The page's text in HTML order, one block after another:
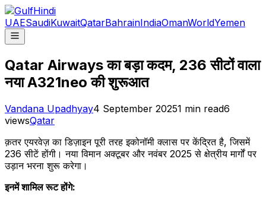
UAESaudiKuwaitQatarBahrainIndiaOmanWorldYemen
Qatar Airways का बड़ा कदम, 236 सीटों वाला
नया A321neo की शुरूआत
Vandana Upadhyay4 September 20251 min read6
viewsQatar
क़तर एयरवेज़ का डिज़ाइन पूरी तरह इकोनॉमी क्लास पर केंद्रित है, जिसमें
236 सीटें होंगी। नया विमान अक्टूबर और नवंबर 2025 से क्षेत्रीय मार्गों पर
उड़ान भरना शुरू करेगा।
इनमें शामिल रूट होंगे: